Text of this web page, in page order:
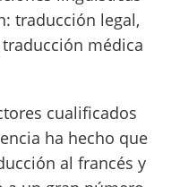
traducción legal,
médica
cualificados
ha hecho que
al francés y